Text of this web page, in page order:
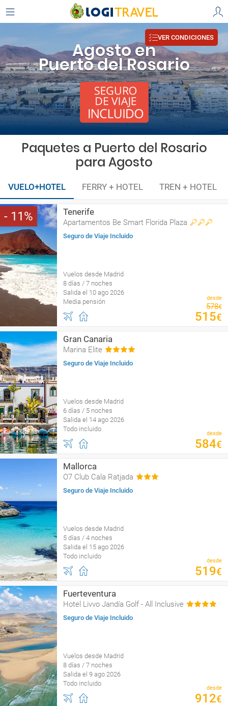
Agosto en
Puerto del Rosario
VER CONDICIONES
Paquetes a Puerto del Rosario
para Agosto
VUELO+HOTEL FERRY + HOTEL TREN + HOTEL
11 Tenerife
Apartamentos Be Smart Florida Plaza
Seguro de Viaje Incluido
Vuelos desde Madrid
8 días / 7 noches
Salida el 10 ago 2026
Media pensión
desde
578€
515€
Gran Canaria
Marina Elite
Seguro de Viaje Incluido
Vuelos desde Madrid
6 días / 5 noches
Salida el 14 ago 2026
Todo incluido
desde
584€
Mallorca
O7 Club Cala Ratjada
Seguro de Viaje Incluido
Vuelos desde Madrid
5 días / 4 noches
Salida el 15 ago 2026
Todo incluido
desde
519€
Fuerteventura
Hotel Livvo Jandía Golf - All Inclusive
Seguro de Viaje Incluido
Vuelos desde Madrid
8 días / 7 noches
Salida el 9 ago 2026
Todo incluido
desde
912€